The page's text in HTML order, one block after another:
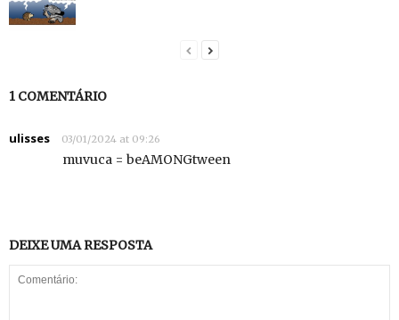
1 COMENTÁRIO
ulisses 03/01/2024 at 09:26
muvuca = beAMONGtween
DEIXE UMA RESPOSTA